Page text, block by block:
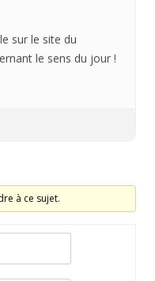
sur le site du
le sens du jour !
à ce sujet.